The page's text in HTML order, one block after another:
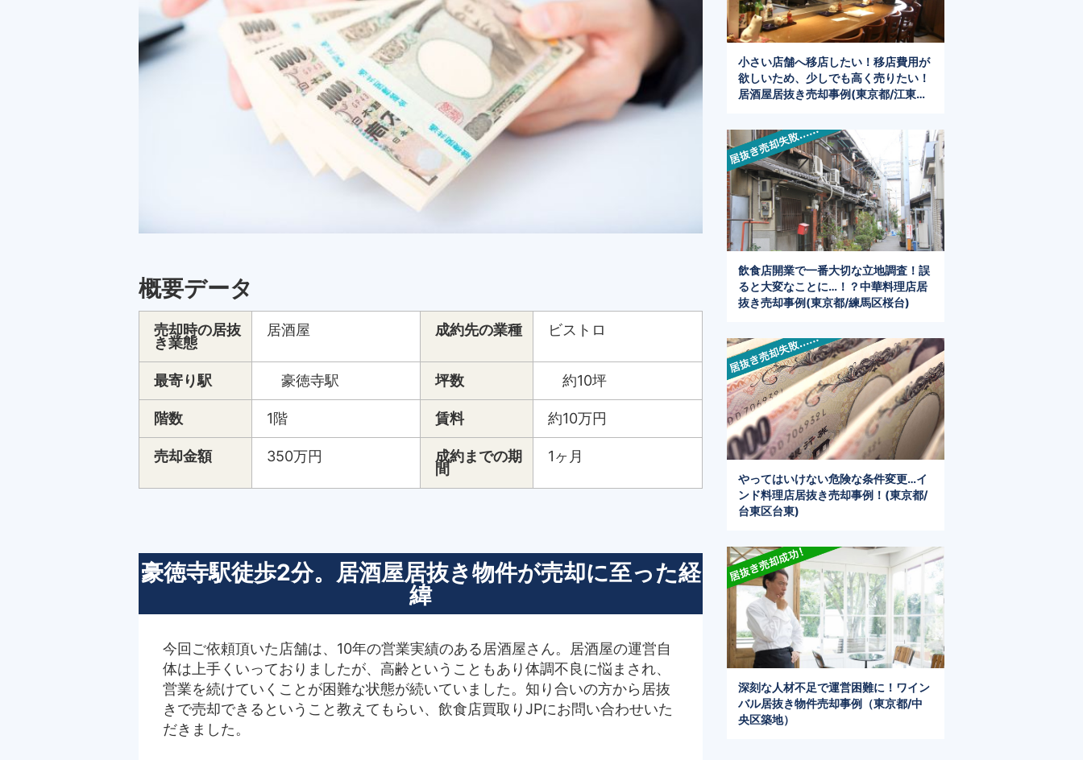
概要データ
売却時の居抜
き業態
居酒屋 成約先の業種 ビストロ
最寄り駅 豪徳寺駅 坪数 約10坪
階数 1階 賃料 約10万円
売却金額 350万円 成約までの期
間
1ヶ月
豪徳寺駅徒歩2分。居酒屋居抜き物件が売却に至った経
緯
今回ご依頼頂いた店舗は、10年の営業実績のある居酒屋さん。居酒屋の運営自
体は上手くいっておりましたが、高齢ということもあり体調不良に悩まされ、
営業を続けていくことが困難な状態が続いていました。知り合いの方から居抜
きで売却できるということ教えてもらい、飲食店買取りJPにお問い合わせいた
だきました。
小さい店舗へ移店したい！移店費用が
欲しいため、少しでも高く売りたい！
居酒屋居抜き売却事例(東京都/江東区
飲食店開業で一番大切な立地調査！誤
ると大変なことに…！？中華料理店居
抜き売却事例(東京都/練馬区桜台)
やってはいけない危険な条件変更…イ
ンド料理店居抜き売却事例！(東京都/
台東区台東)
深刻な人材不足で運営困難に！ワイン
バル居抜き物件売却事例（東京都/中
央区築地）